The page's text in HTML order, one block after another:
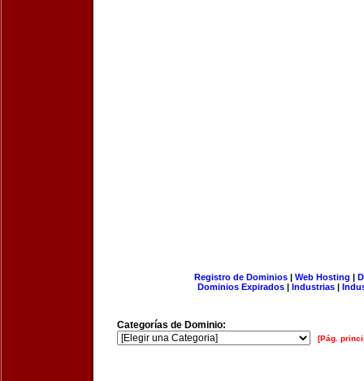
Registro de Dominios| Web Hosting |
Dominios Expirados | Industrias |
Categorías de Dominio:
[Pág.